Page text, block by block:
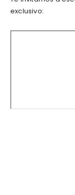
exclusivo: